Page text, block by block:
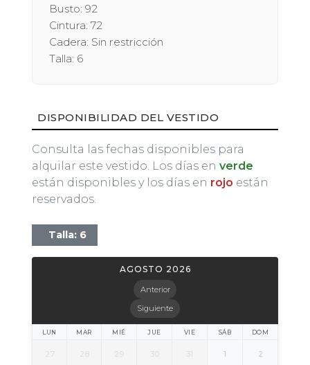
Busto: 92
Cintura: 72
Cadera: Sin restricción
Talla: 6
DISPONIBILIDAD DEL VESTIDO
Consulta las fechas disponibles para
alquilar este vestido. Los días en verde
están disponibles y los días en rojo están
reservados.
Talla: 6
Anterior
AGOSTO 2026
Siguiente
LUN MAR MIÉ JUE VIE SÁB DOM
27 28 29 30 31 1 2